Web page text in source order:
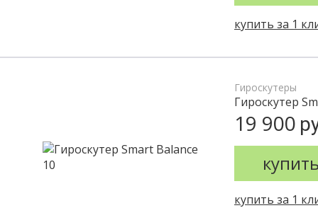
купить за 1
Гироскутеры
Гироскутер
19 900
купить за 1